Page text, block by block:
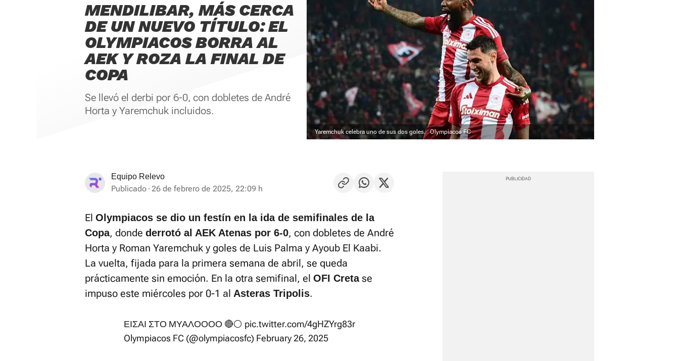
MENDILIBAR, MÁS CERCA
DE UN NUEVO TÍTULO: EL
OLYMPIACOS BORRA AL
AEK Y ROZA LA FINAL DE
COPA
Se llevó el derbi por 6-0, con dobletes de André
Horta y Yaremchuk incluidos.
Yaremchuk celebra uno de sus dos goles. Olympiacos FC
Equipo Relevo
Publicado 26 de febrero de 2025, 22:09 h
El Olympiacos se dio un festín en la ida de semifinales de la
Copa, donde derrotó al AEK Atenas por 6-0, con dobletes de André
Horta y Roman Yaremchuk y goles de Luis Palma y Ayoub El Kaabi.
La vuelta, fijada para la primera semana de abril, se queda
prácticamente sin emoción. En la otra semifinal, el OFI Cretase
impuso este miércoles por 0-1 al Asteras Tripolis.
ΕΙΣΑΙ ΣΤΟ ΜΥΑΛΟΟΟΟ 🔴⚪️ pic.twitter.com/4gHZYrg83r
Olympiacos FC (@olympiacosfc) February 26, 2025